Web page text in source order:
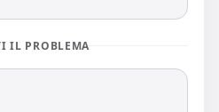
IL PROBLEMA